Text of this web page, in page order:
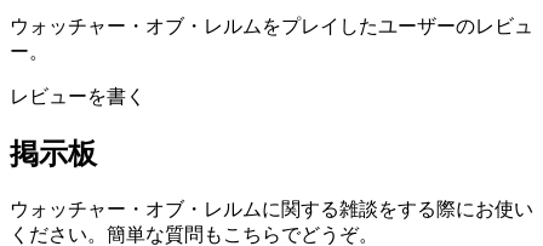
ウォッチャー・オブ・レルムをプレイしたユーザーのレビュ
ー。
レビューを書く
掲示板
ウォッチャー・オブ・レルムに関する雑談をする際にお使い
ください。簡単な質問もこちらでどうぞ。